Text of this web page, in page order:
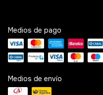
Medios de pago
Medios de envío